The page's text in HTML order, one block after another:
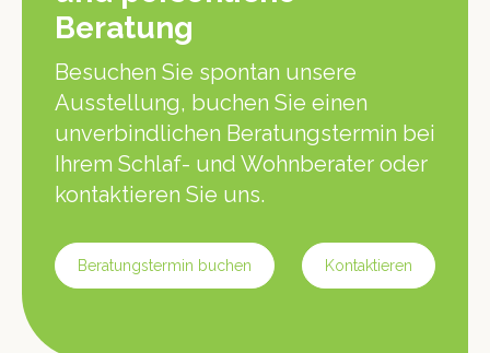
Beratung
Besuchen Sie spontan unsere
Ausstellung, buchen Sie einen
unverbindlichen Beratungstermin bei
Ihrem Schlaf- und Wohnberater oder
kontaktieren Sie uns.
Beratungstermin buchen Kontaktieren